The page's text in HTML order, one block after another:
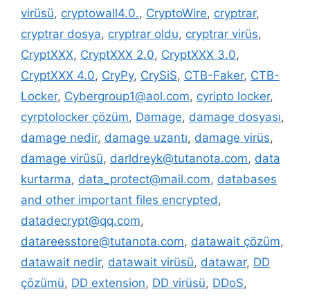
virüsü, cryptowall4.0., CryptoWire, cryptrar,
cryptrar dosya, cryptrar oldu, cryptrar virüs,
CryptXXX, CryptXXX 2.0, CryptXXX 3.0,
CryptXXX 4.0, CryPy, CrySiS, CTB-Faker, CTB-
Locker, Cybergroup1@aol.com, cyripto locker,
cyrptolocker çözüm, Damage, damage dosyası,
damage nedir, damage uzantı, damage virüs,
damage virüsü, darldreyk@tutanota.com, data
kurtarma, data_protect@mail.com, databases
and other important files encrypted,
datadecrypt@qq.com,
datareesstore@tutanota.com, datawait çözüm,
datawait nedir, datawait virüsü, datawar, DD
çözümü, DD extension, DD virüsü, DDoS,